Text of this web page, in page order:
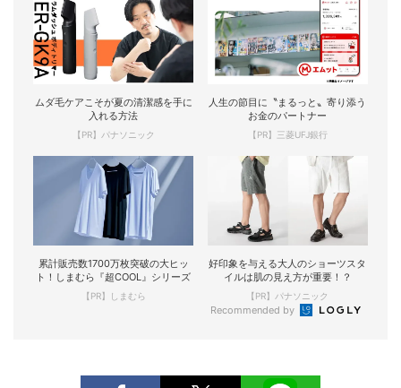
ムダ毛ケアこそが夏の清潔感を手に
入れる方法
【PR】パナソニック
人生の節目に〝まるっと〟寄り添う
お金のパートナー
【PR】三菱UFJ銀行
累計販売数1700万枚突破の大ヒッ
ト！しまむら『超COOL』シリーズ
【PR】しまむら
好印象を与える大人のショーツスタ
イルは肌の見え方が重要！？
【PR】パナソニック
Recommended by